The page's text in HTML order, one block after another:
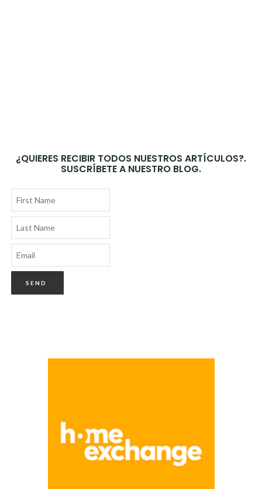
¿QUIERES RECIBIR TODOS NUESTROS ARTÍCULOS?.
SUSCRÍBETE A NUESTRO BLOG.